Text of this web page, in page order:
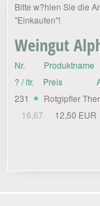
Bitte w?hlen Sie die
"Einkaufen"!
Weingut
Nr. Produktname
? / ltr.
Preis
231
Rotgipfler
16,67
12,50 EUR